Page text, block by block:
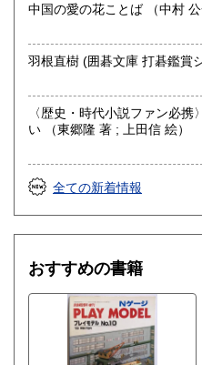
中国の愛の花ことば （
〈歴史・時代小説ファン必
い （東郷隆 著 ; 上田信 絵）
全ての新着情報
おすすめの書籍